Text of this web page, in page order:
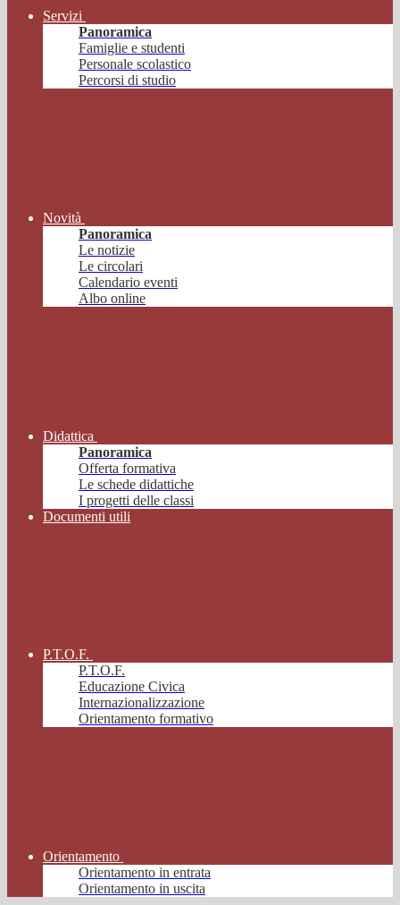
Servizi
Panoramica
Famiglie e studenti
Personale scolastico
Percorsi di studio
Novità
Panoramica
Le notizie
Le circolari
Calendario eventi
Albo online
Didattica
Panoramica
Offerta formativa
Le schede didattiche
I progetti delle classi
Documenti utili
P.T.O.F.
P.T.O.F.
Educazione Civica
Internazionalizzazione
Orientamento formativo
Orientamento
Orientamento in entrata
Orientamento in uscita